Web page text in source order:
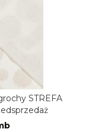
STREFA